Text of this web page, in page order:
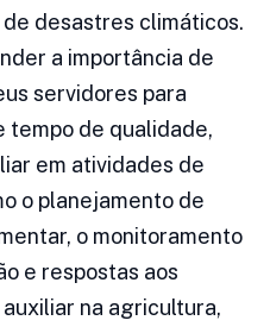
desastres climáticos.
a importância de
servidores para
tempo de qualidade,
em atividades de
o planejamento de
o monitoramento
e respostas aos
na agricultura,